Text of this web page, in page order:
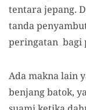
tentara jepang.
tanda
peringatan bagi
Ada makna lain
benjang batok,